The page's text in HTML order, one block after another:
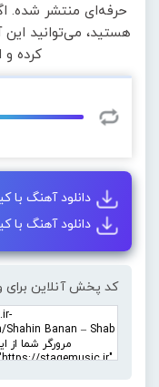
حرفه‌ای منتشر شده.
هستید، می‌توانید این
کرده
دانلود آهنگ با
دانلود آهنگ با
کد پخش آنلاین برای